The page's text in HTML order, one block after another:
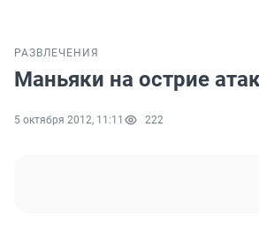
РАЗВЛЕЧЕНИЯ
Маньяки на острие
5 октября 2012, 11:11 222